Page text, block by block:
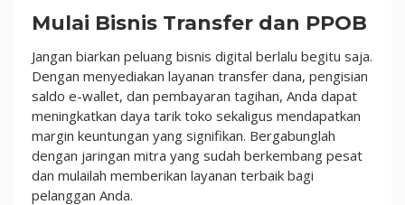
Mulai Bisnis Transfer dan PPOB
Jangan biarkan peluang bisnis digital berlalu begitu saja.
Dengan menyediakan layanan transfer dana, pengisian
saldo e-wallet, dan pembayaran tagihan, Anda dapat
meningkatkan daya tarik toko sekaligus mendapatkan
margin keuntungan yang signifikan. Bergabunglah
dengan jaringan mitra yang sudah berkembang pesat
dan mulailah memberikan layanan terbaik bagi
pelanggan Anda.